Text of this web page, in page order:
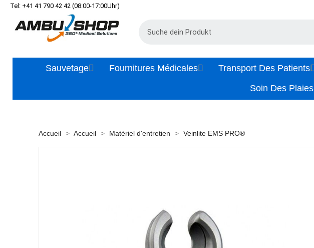
Tel: +41 41 790 42 42 (08:00-17:00Uhr)
Sauvetage Fournitures Médicales Transport Des Patients
Soin Des Plaies
Accueil Accueil Matériel d'entretien Veinlite EMS PRO®